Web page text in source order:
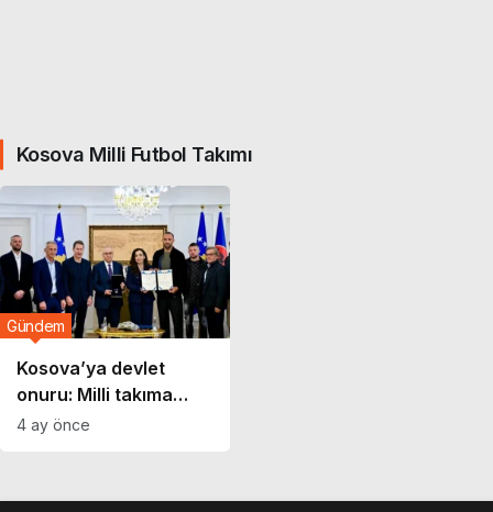
Kosova Milli Futbol Takımı
Kosova’ya devlet
onuru: Milli takıma
liyakat madalyası
Gündem
4 ay önce